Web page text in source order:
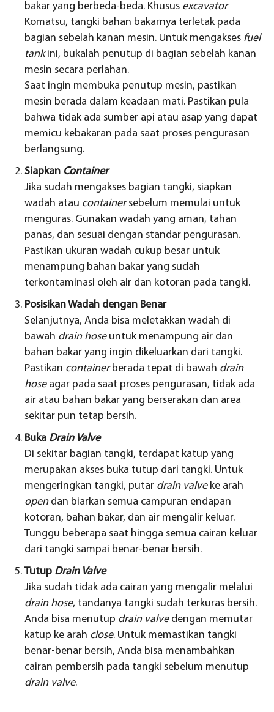
bakar yang berbeda-beda. Khusus excavator
Komatsu, tangki bahan bakarnya terletak pada
bagian sebelah kanan mesin. Untuk mengakses fuel
tankini, bukalah penutup di bagian sebelah kanan
mesin secara perlahan.
Saat ingin membuka penutup mesin, pastikan
mesin berada dalam keadaan mati. Pastikan pula
bahwa tidak ada sumber api atau asap yang dapat
memicu kebakaran pada saat proses pengurasan
berlangsung.
Siapkan Container
Jika sudah mengakses bagian tangki, siapkan
wadah atau containersebelum memulai untuk
menguras. Gunakan wadah yang aman, tahan
panas, dan sesuai dengan standar pengurasan.
Pastikan ukuran wadah cukup besar untuk
menampung bahan bakar yang sudah
terkontaminasi oleh air dan kotoran pada tangki.
Posisikan Wadah dengan Benar
Selanjutnya, Anda bisa meletakkan wadah di
bawah drain hoseuntuk menampung air dan
bahan bakar yang ingin dikeluarkan dari tangki.
Pastikan containerberada tepat di bawah drain
hoseagar pada saat proses pengurasan, tidak ada
air atau bahan bakar yang berserakan dan area
sekitar pun tetap bersih.
Buka Drain Valve
Di sekitar bagian tangki, terdapat katup yang
merupakan akses buka tutup dari tangki. Untuk
mengeringkan tangki, putar drain valveke arah
open dan biarkan semua campuran endapan
kotoran, bahan bakar, dan air mengalir keluar.
Tunggu beberapa saat hingga semua cairan keluar
dari tangki sampai benar-benar bersih.
Tutup Drain Valve
Jika sudah tidak ada cairan yang mengalir melalui
drain hose, tandanya tangki sudah terkuras bersih.
Anda bisa menutup drain valvedengan memutar
katup ke arah close. Untuk memastikan tangki
benar-benar bersih, Anda bisa menambahkan
cairan pembersih pada tangki sebelum menutup
drain valve.